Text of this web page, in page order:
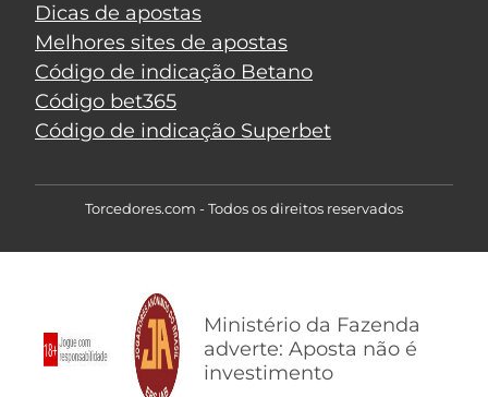
Dicas de apostas
Melhores sites de apostas
Código de indicação Betano
Código bet365
Código de indicação Superbet
Torcedores.com - Todos os direitos reservados
Ministério da Fazenda
adverte: Aposta não é
investimento